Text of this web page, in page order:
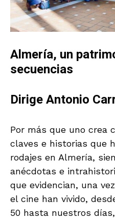
Almería, un
secuencias
Dirige Antonio
Por más que uno crea
claves e historias que
rodajes en Almería,
anécdotas e
que evidencian, una
el cine han vivido,
50 hasta nuestros